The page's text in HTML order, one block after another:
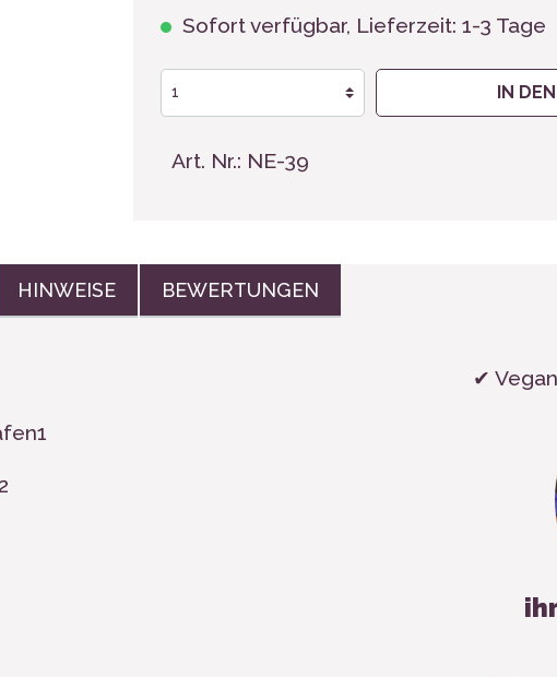
Sofort verfügbar, Lieferzeit: 1-3 Tage
IN
Art. Nr.: NE-39
BEWERTUNGEN
HINWEISE
1
2
✔ Vegan